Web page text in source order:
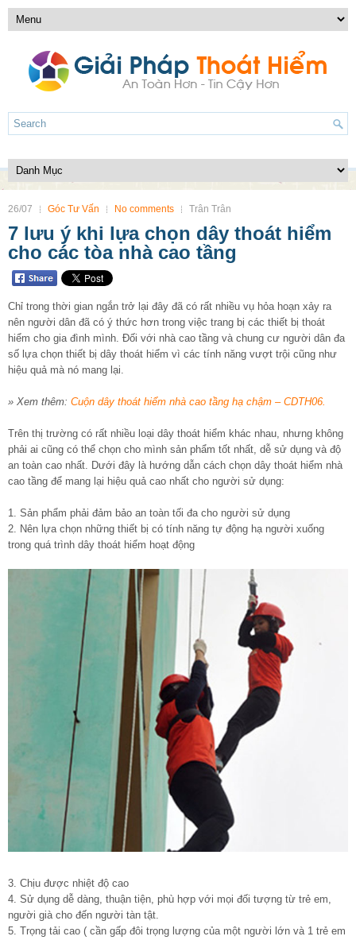
26/07 Góc Tư Vấn No comments Trân Trân
7 lưu ý khi lựa chọn dây thoát hiểm
cho các tòa nhà cao tầng
Chỉ trong thời gian ngắn trở lại đây đã có rất nhiều vụ hỏa hoạn xảy ra
nên người dân đã có ý thức hơn trong việc trang bị các thiết bị thoát
hiểm cho gia đình mình. Đối với nhà cao tầng và chung cư người dân đa
số lựa chọn thiết bị dây thoát hiểm vì các tính năng vượt trội cũng như
hiệu quả mà nó mang lại.
» Xem thêm: Cuộn dây thoát hiểm nhà cao tầng hạ chậm – CDTH06.
Trên thị trường có rất nhiều loại dây thoát hiểm khác nhau, nhưng không
phải ai cũng có thể chọn cho mình sản phẩm tốt nhất, dễ sử dụng và độ
an toàn cao nhất. Dưới đây là hướng dẫn cách chọn dây thoát hiểm nhà
cao tầng để mang lại hiệu quả cao nhất cho người sử dụng:
1. Sản phẩm phải đảm bảo an toàn tối đa cho người sử dụng
2. Nên lựa chọn những thiết bị có tính năng tự động hạ người xuống
trong quá trình dây thoát hiểm hoạt động
3. Chịu được nhiệt độ cao
4. Sử dụng dễ dàng, thuận tiện, phù hợp với mọi đối tượng từ trẻ em,
người già cho đến người tàn tật.
5. Trọng tải cao ( cần gấp đôi trọng lượng của một người lớn và 1 trẻ em